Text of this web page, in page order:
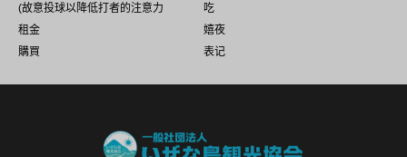
(故意投球以降低打者的注意力
吃
租金
嬉夜
購買
表记